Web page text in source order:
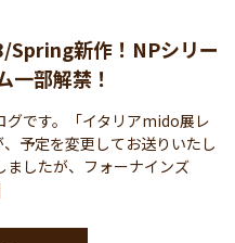
Spring新作！NPシリー
一部解禁！
です。「イタリアmido展レ
予定を変更してお送りいたし
したが、フォーナインズ